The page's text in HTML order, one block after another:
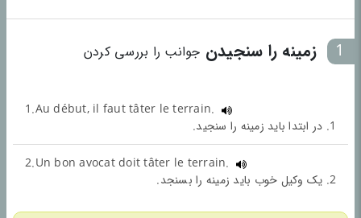
1 زمینه را سنجیدن جوانب را بررسی کردن
1.Au début, il faut tâter le terrain.
1. در ابتدا باید زمینه را سنجید.
2.Un bon avocat doit tâter le terrain.
2. یک وکیل خوب باید زمینه را بسنجد.